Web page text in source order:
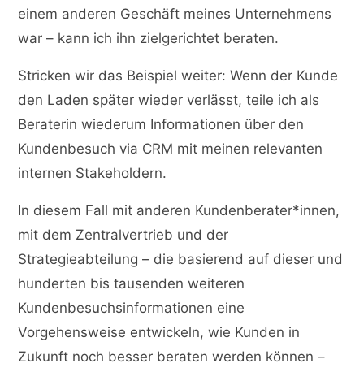
einem anderen Geschäft meines Unternehmens
war – kann ich ihn zielgerichtet beraten.
Stricken wir das Beispiel weiter: Wenn der Kunde
den Laden später wieder verlässt, teile ich als
Beraterin wiederum Informationen über den
Kundenbesuch via CRM mit meinen relevanten
internen Stakeholdern.
In diesem Fall mit anderen Kundenberater*innen,
mit dem Zentralvertrieb und der
Strategieabteilung – die basierend auf dieser und
hunderten bis tausenden weiteren
Kundenbesuchsinformationen eine
Vorgehensweise entwickeln, wie Kunden in
Zukunft noch besser beraten werden können –